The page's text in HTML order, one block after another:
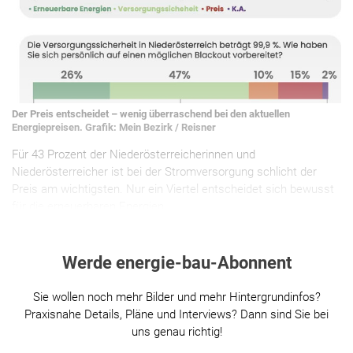
Der Preis entscheidet – wenig überraschend bei den aktuellen
Energiepreisen. Grafik: Mein Bezirk / Reisner
Für 43 Prozent der Niederösterreicherinnen und
Niederösterreicher ist bei der Stromversorgung schlicht der
Preis am wichtigsten. Nur ein Viertel entscheidet sich bewusst
Werde energie-bau-Abonnent
Sie wollen noch mehr Bilder und mehr Hintergrundinfos?
Praxisnahe Details, Pläne und Interviews? Dann sind Sie bei
uns genau richtig!